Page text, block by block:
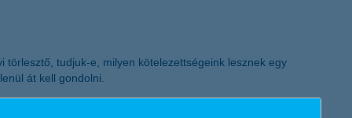
tudjuk-e, milyen kötelezettségeink lesznek egy
át kell gondolni.